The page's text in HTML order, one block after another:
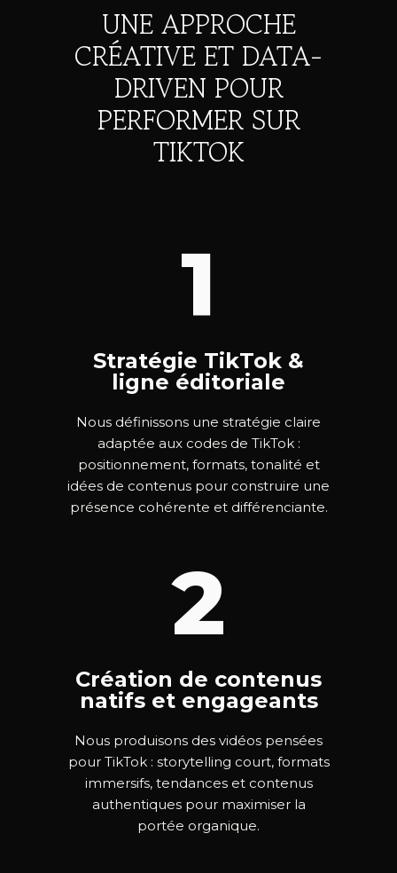
UNE APPROCHE
CRÉATIVE ET DATA-
DRIVEN POUR
PERFORMER SUR
TIKTOK
1
Stratégie TikTok &
ligne éditoriale
Nous définissons une stratégie claire
adaptée aux codes de TikTok :
positionnement, formats, tonalité et
idées de contenus pour construire une
présence cohérente et différenciante.
2
Création de contenus
natifs et engageants
Nous produisons des vidéos pensées
pour TikTok : storytelling court, formats
immersifs, tendances et contenus
authentiques pour maximiser la
portée organique.